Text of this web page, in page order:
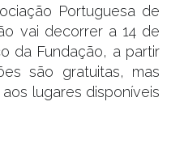
Portuguesa de
vai decorrer a 14 de
da Fundação, a partir
são gratuitas, mas
lugares disponíveis